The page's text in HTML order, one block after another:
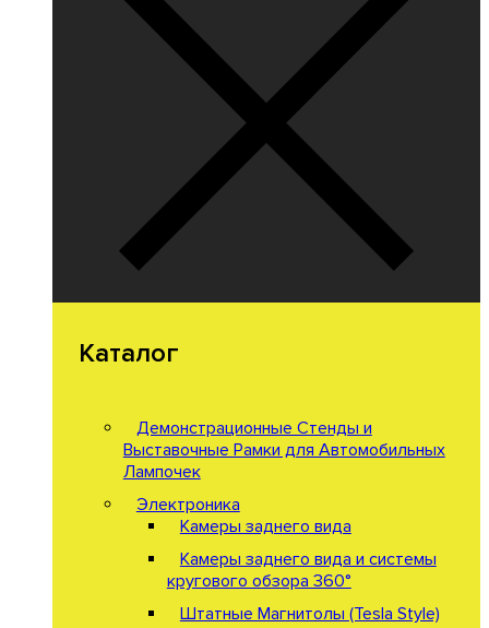
Каталог
Демонстрационные Стенды и
Выставочные Рамки для Автомобильных
Лампочек
Электроника
Камеры заднего вида
Камеры заднего вида и системы
кругового обзора 360°
Штатные Магнитолы (Tesla Style)